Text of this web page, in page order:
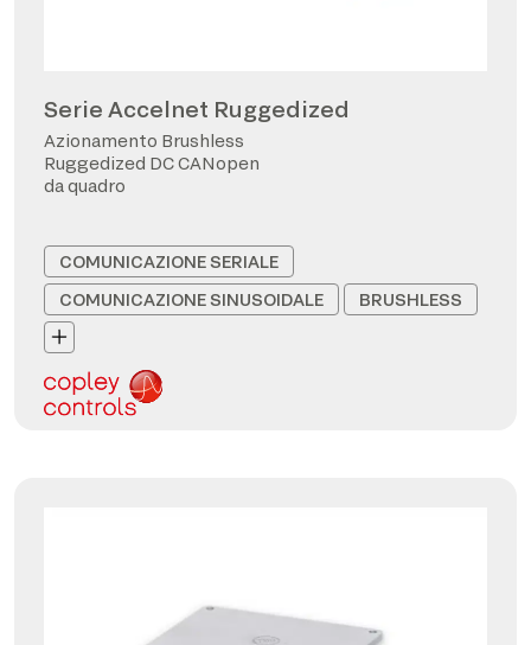
Serie Accelnet Ruggedized
Azionamento Brushless
Ruggedized DC CANopen
da quadro
COMUNICAZIONE SERIALE
COMUNICAZIONE SINUSOIDALE
BRUSHLESS